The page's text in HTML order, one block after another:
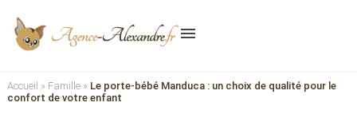
menu
Accueil » Famille» Le porte-bébé Manduca : un choix de qualité pour le
confort de votre enfant